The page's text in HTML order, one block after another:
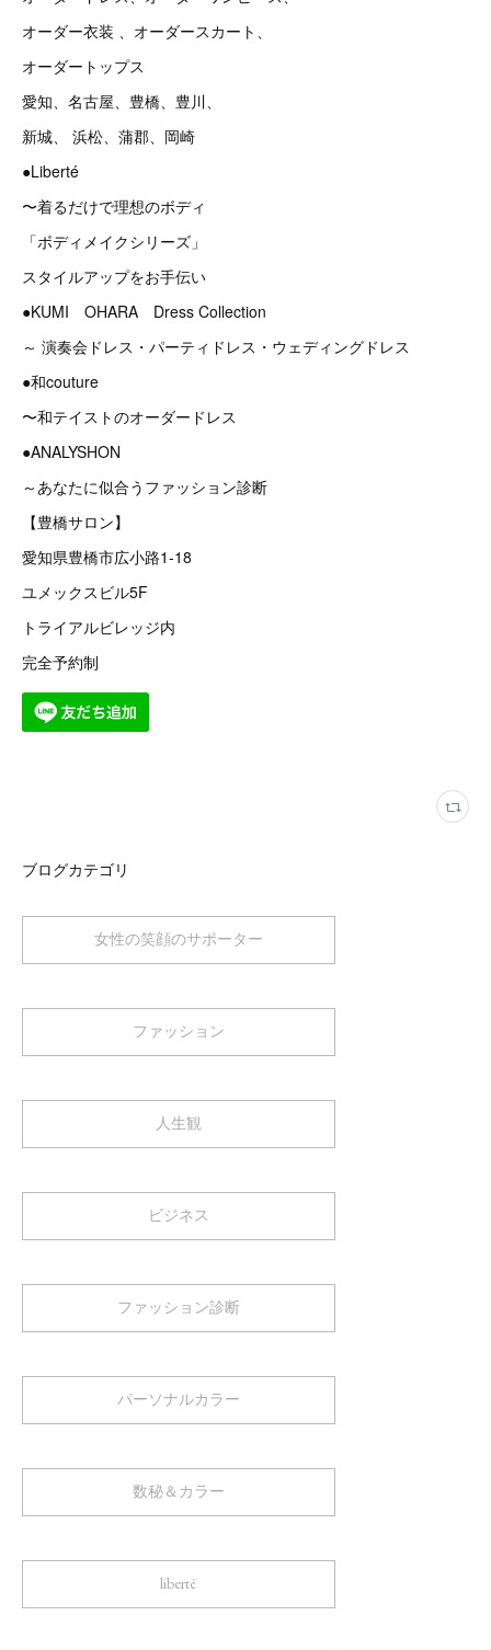
オーダー衣装 、オーダースカート、
オーダートップス
愛知、名古屋、豊橋、豊川、
新城、 浜松、蒲郡、岡崎
●Liberté
〜着るだけで理想のボディ
「ボディメイクシリーズ」
スタイルアップをお手伝い
●KUMI OHARA Dress Collection
～ 演奏会ドレス・パーティドレス・ウェディングドレス
●和couture
〜和テイストのオーダードレス
●ANALYSHON
～あなたに似合うファッション診断
【豊橋サロン】
愛知県豊橋市広小路1-18
ユメックスビル5F
トライアルビレッジ内
完全予約制
ブログカテゴリ
女性の笑顔のサポーター
ファッション
人生観
ビジネス
ファッション診断
パーソナルカラー
数秘＆カラー
liberté